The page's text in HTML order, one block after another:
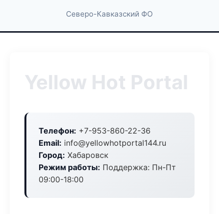
Северо-Кавказский ФО
Yellow Hot Portal
Телефон: +7-953-860-22-36
Email: info@yellowhotportal144.ru
Город: Хабаровск
Режим работы: Поддержка: Пн-Пт
09:00-18:00